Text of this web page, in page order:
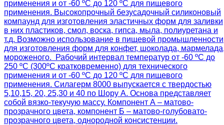
применения и от -60 ºС до 120 ºС для пищевого
применения. Высокопрочный безусадочный силиконовый
компаунд для изготовления эластичных форм для заливки
в них пластиков, смол, воска, гипса, мыла, полиуретана и
т.д. Возможно использование в пищевой промышленности
для изготовления форм для конфет, шоколада,
мороженого. Рабочий интервал температур от -60 ºС до
250 ºС (300ºС кратковременно) для технического
применения и от -60 ºС до 120 ºС для пищевого
применения. Силагерм 8000 выпускается с твердостью
5,10,15, 20, 25,30 и 40 по Шору А. Основа представляет
собой вязко-текучую массу. Компонент А – матово-
прозрачного цвета, компонент Б – матово-голубовато-
прозрачного цвета, однородной консистенции.